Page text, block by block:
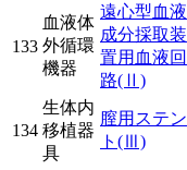
133
血液体
外循環
機器
遠心型血液
成分採取装
置用血液回
路(Ⅱ)
134
生体内
移植器
具
膣用ステン
ト (Ⅲ)